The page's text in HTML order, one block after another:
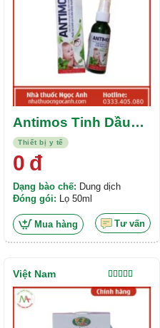
Thiết bị y tế
Antimos Tinh Dầu
Bạc Hà
0 đ
Dạng bào chế: Dung dịch
Đóng gói: Lọ 50ml
Mua hàng Tư vấn
Được xếp
hạng5.00
Việt Nam